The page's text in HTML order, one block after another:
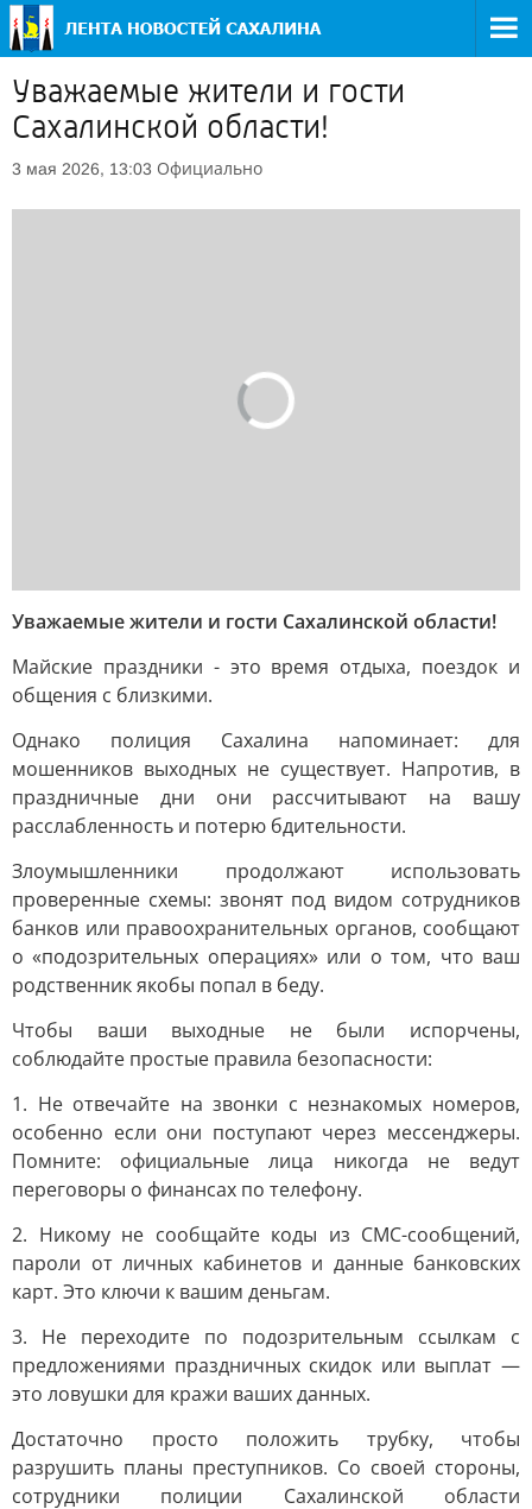
Уважаемые жители и гости
Сахалинской области!
3 мая 2026, 13:03 Официально
Уважаемые жители и гости Сахалинской области!
Майские праздники - это время отдыха, поездок и
общения с близкими.
Однако полиция Сахалина напоминает: для
мошенников выходных не существует. Напротив, в
праздничные дни они рассчитывают на вашу
расслабленность и потерю бдительности.
Злоумышленники продолжают использовать
проверенные схемы: звонят под видом сотрудников
банков или правоохранительных органов, сообщают
о «подозрительных операциях» или о том, что ваш
родственник якобы попал в беду.
Чтобы ваши выходные не были испорчены,
соблюдайте простые правила безопасности:
1. Не отвечайте на звонки с незнакомых номеров,
особенно если они поступают через мессенджеры.
Помните: официальные лица никогда не ведут
переговоры о финансах по телефону.
2. Никому не сообщайте коды из СМС-сообщений,
пароли от личных кабинетов и данные банковских
карт. Это ключи к вашим деньгам.
3. Не переходите по подозрительным ссылкам с
предложениями праздничных скидок или выплат —
это ловушки для кражи ваших данных.
Достаточно просто положить трубку, чтобы
разрушить планы преступников. Со своей стороны,
сотрудники полиции Сахалинской области